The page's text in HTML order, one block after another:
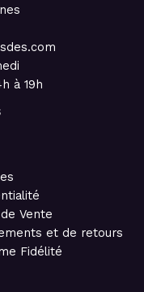
à 19h
Vente
et de retours
Fidélité